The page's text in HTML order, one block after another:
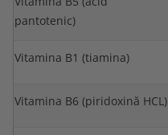
pantotenic)
Vitamina B1 (tiamina)
Vitamina B6 (piridoxină HCL)